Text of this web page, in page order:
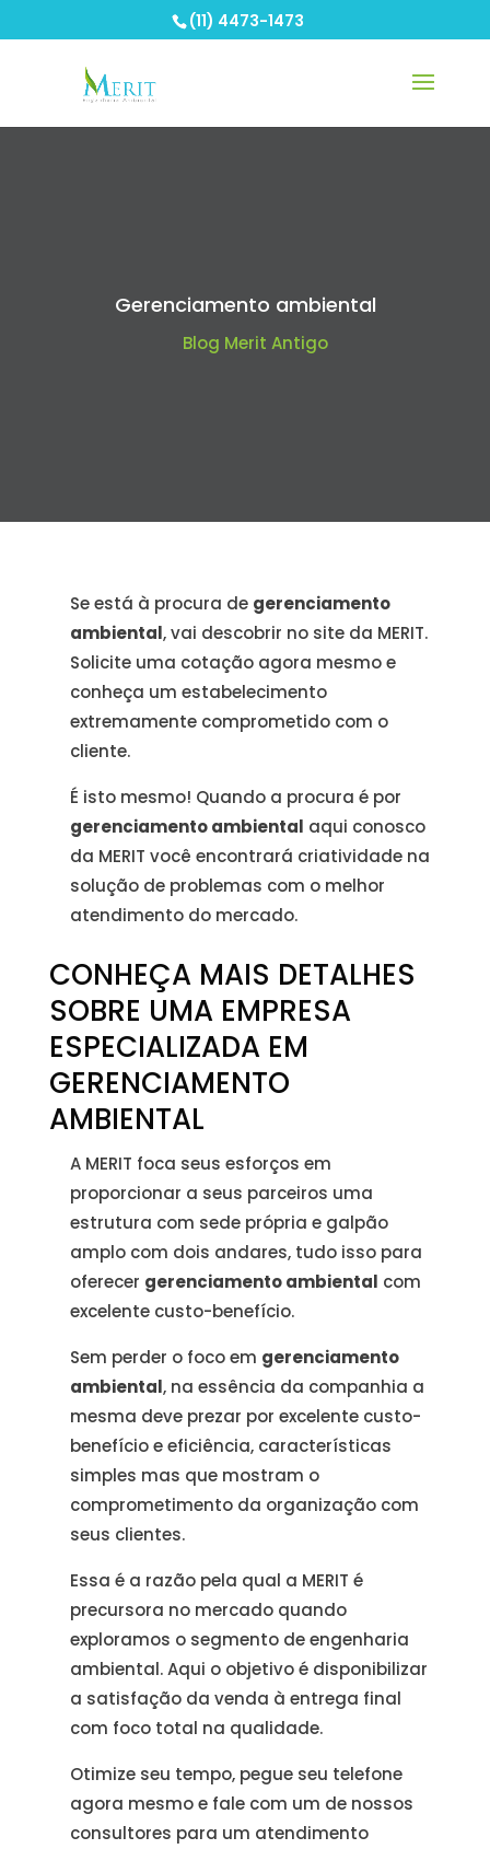
(11) 4473-1473
Gerenciamento ambiental
Blog Merit Antigo
Se está à procura de gerenciamento
ambiental, vai descobrir no site da MERIT.
Solicite uma cotação agora mesmo e
conheça um estabelecimento
extremamente comprometido com o
cliente.
É isto mesmo! Quando a procura é por
gerenciamento ambiental aqui conosco
da MERIT você encontrará criatividade na
solução de problemas com o melhor
atendimento do mercado.
CONHEÇA MAIS DETALHES
SOBRE UMA EMPRESA
ESPECIALIZADA EM
GERENCIAMENTO
AMBIENTAL
A MERIT foca seus esforços em
proporcionar a seus parceiros uma
estrutura com sede própria e galpão
amplo com dois andares, tudo isso para
oferecer gerenciamento ambiental com
excelente custo-benefício.
Sem perder o foco em gerenciamento
ambiental, na essência da companhia a
mesma deve prezar por excelente custo-
benefício e eficiência, características
simples mas que mostram o
comprometimento da organização com
seus clientes.
Essa é a razão pela qual a MERIT é
precursora no mercado quando
exploramos o segmento de engenharia
ambiental. Aqui o objetivo é disponibilizar
a satisfação da venda à entrega final
com foco total na qualidade.
Otimize seu tempo, pegue seu telefone
agora mesmo e fale com um de nossos
consultores para um atendimento